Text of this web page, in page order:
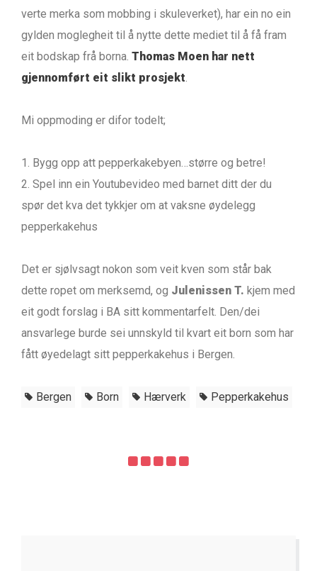
verte merka som mobbing i skuleverket), har ein no ein
gylden moglegheit til å nytte dette mediet til å få fram
eit bodskap frå borna. Thomas Moen har nett
gjennomført eit slikt prosjekt.
Mi oppmoding er difor todelt;
Bygg opp att pepperkakebyen…større og betre!
Spel inn ein Youtubevideo med barnet ditt der du
spør det kva det tykkjer om at vaksne øydelegg
pepperkakehus
Det er sjølvsagt nokon som veit kven som står bak
dette ropet om merksemd, og Julenissen T. kjem med
eit godt forslag i BA sitt kommentarfelt. Den/dei
ansvarlege burde sei unnskyld til kvart eit born som har
fått øyedelagt sitt pepperkakehus i Bergen.
Bergen Born Hærverk Pepperkakehus